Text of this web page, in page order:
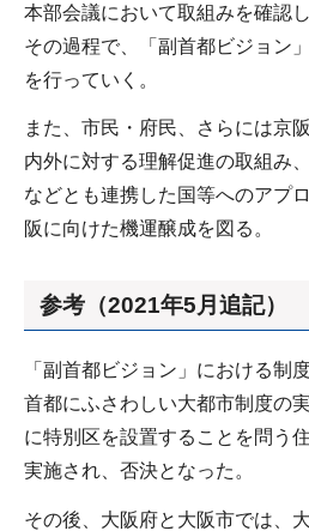
本部会議において取組みを確認
その過程で、「副首都ビジョン
を行っていく。
また、市民・府民、さらには京
内外に対する理解促進の取組み
などとも連携した国等へのアプ
阪に向けた機運醸成を図る。
参考（2021年5月追記）
「副首都ビジョン」における制
首都にふさわしい大都市制度の
に特別区を設置することを問う
実施され、否決となった。
その後、大阪府と大阪市では、